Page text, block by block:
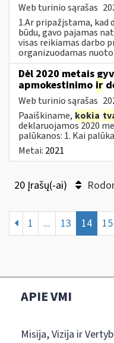
Web turinio sąrašas
1.Ar pripažįstama,
būdu, gavo pajamas
visas reikiamas darbo
organizuodamas
Dėl 2020 metais
apmokestinimo ir
Web turinio sąrašas
Paaiškiname, kokia
deklaruojamos 2020
palūkanos: 1. Kai
Metai: 2021
20 Įrašų(-ai)
1 ... 13 14 15
APIE VMI
Misija, Vizija ir